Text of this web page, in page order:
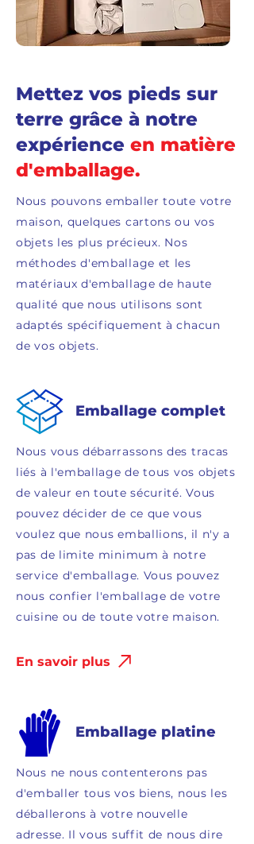
Mettez vos pieds sur
terre grâce à notre
expérience en matière
d'emballage.
Nous pouvons emballer toute votre
maison, quelques cartons ou vos
objets les plus précieux. Nos
méthodes d'emballage et les
matériaux d'emballage de haute
qualité que nous utilisons sont
adaptés spécifiquement à chacun
de vos objets.
Emballage complet
Nous vous débarrassons des tracas
liés à l'emballage de tous vos objets
de valeur en toute sécurité. Vous
pouvez décider de ce que vous
voulez que nous emballions, il n'y a
pas de limite minimum à notre
service d'emballage. Vous pouvez
nous confier l'emballage de votre
cuisine ou de toute votre maison.
En savoir plus
Emballage platine
Nous ne nous contenterons pas
d'emballer tous vos biens, nous les
déballerons à votre nouvelle
adresse. Il vous suffit de nous dire